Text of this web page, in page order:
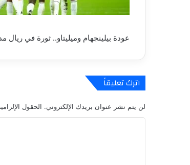
عودة بيلينجهام وميليتاو.. ثورة في ريال
اترك تعليقاً
لن يتم نشر عنوان بريدك الإلكتروني. الحقول